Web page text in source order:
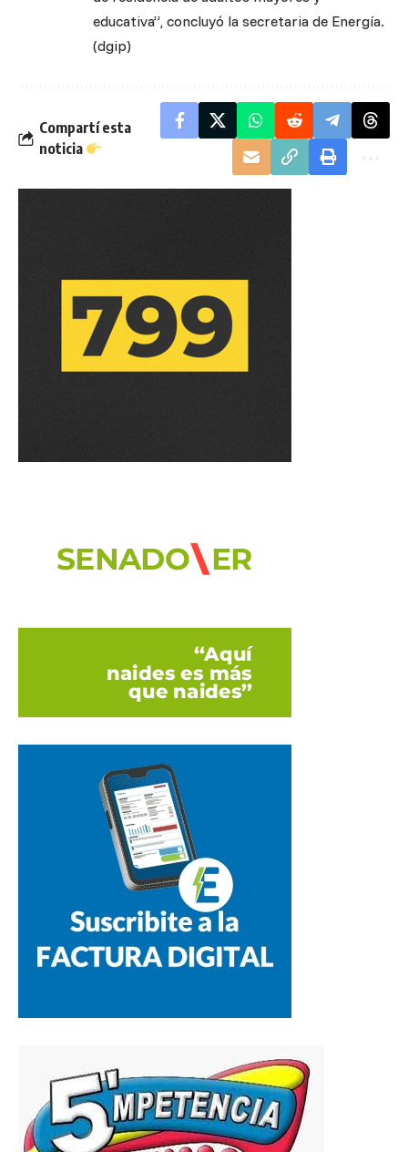
educativa”, concluyó la secretaria de Energía.
(dgip)
Compartí esta
noticia